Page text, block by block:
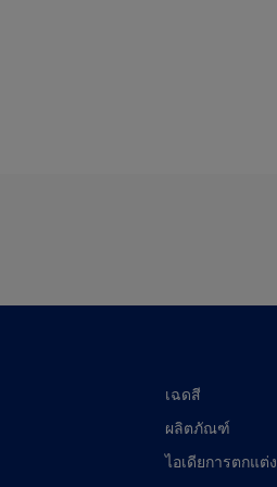
เฉดสี
ผลิตภัณฑ์
ไอเดียการตกแต่ง